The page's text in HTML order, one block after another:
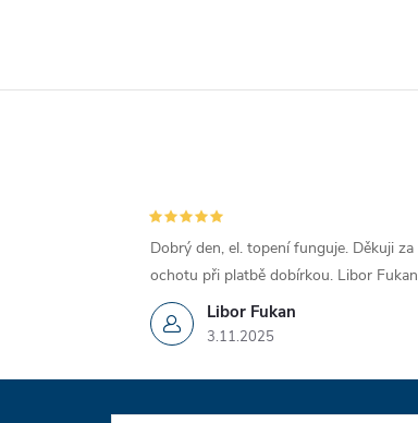
Libor Fukan
3.11.2025
Dobrý den, el. topení funguje. Děkuji za
ochotu při platbě dobírkou. Libor Fukan